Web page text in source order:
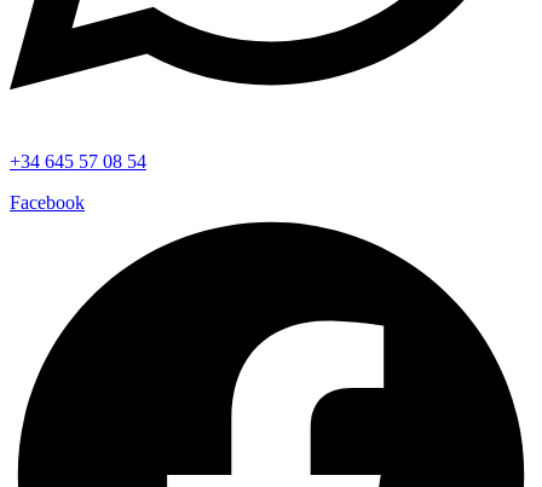
+34 645 57 08 54
Facebook